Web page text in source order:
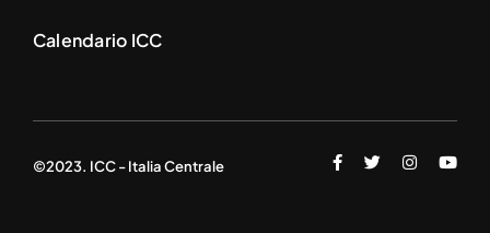
Calendario ICC
©2023. ICC - Italia Centrale